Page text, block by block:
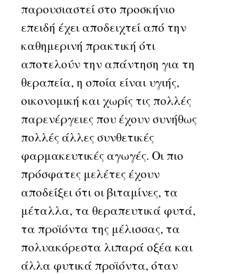
παρουσιαστεί στο προσκήνιο
επειδή έχει αποδειχτεί από την
καθημερινή πρακτική ότι
αποτελούν την απάντηση για τη
θεραπεία, η οποία είναι υγιής,
οικονομική και χωρίς τις πολλές
παρενέργειες που έχουν συνήθως
πολλές άλλες συνθετικές
φαρμακευτικές αγωγές. Οι πιο
πρόσφατες μελέτες έχουν
αποδείξει ότι οι βιταμίνες, τα
μέταλλα, τα θεραπευτικά φυτά,
τα προϊόντα της μέλισσας, τα
πολυακόρεστα λιπαρά οξέα και
άλλα φυτικά προϊόντα, όταν